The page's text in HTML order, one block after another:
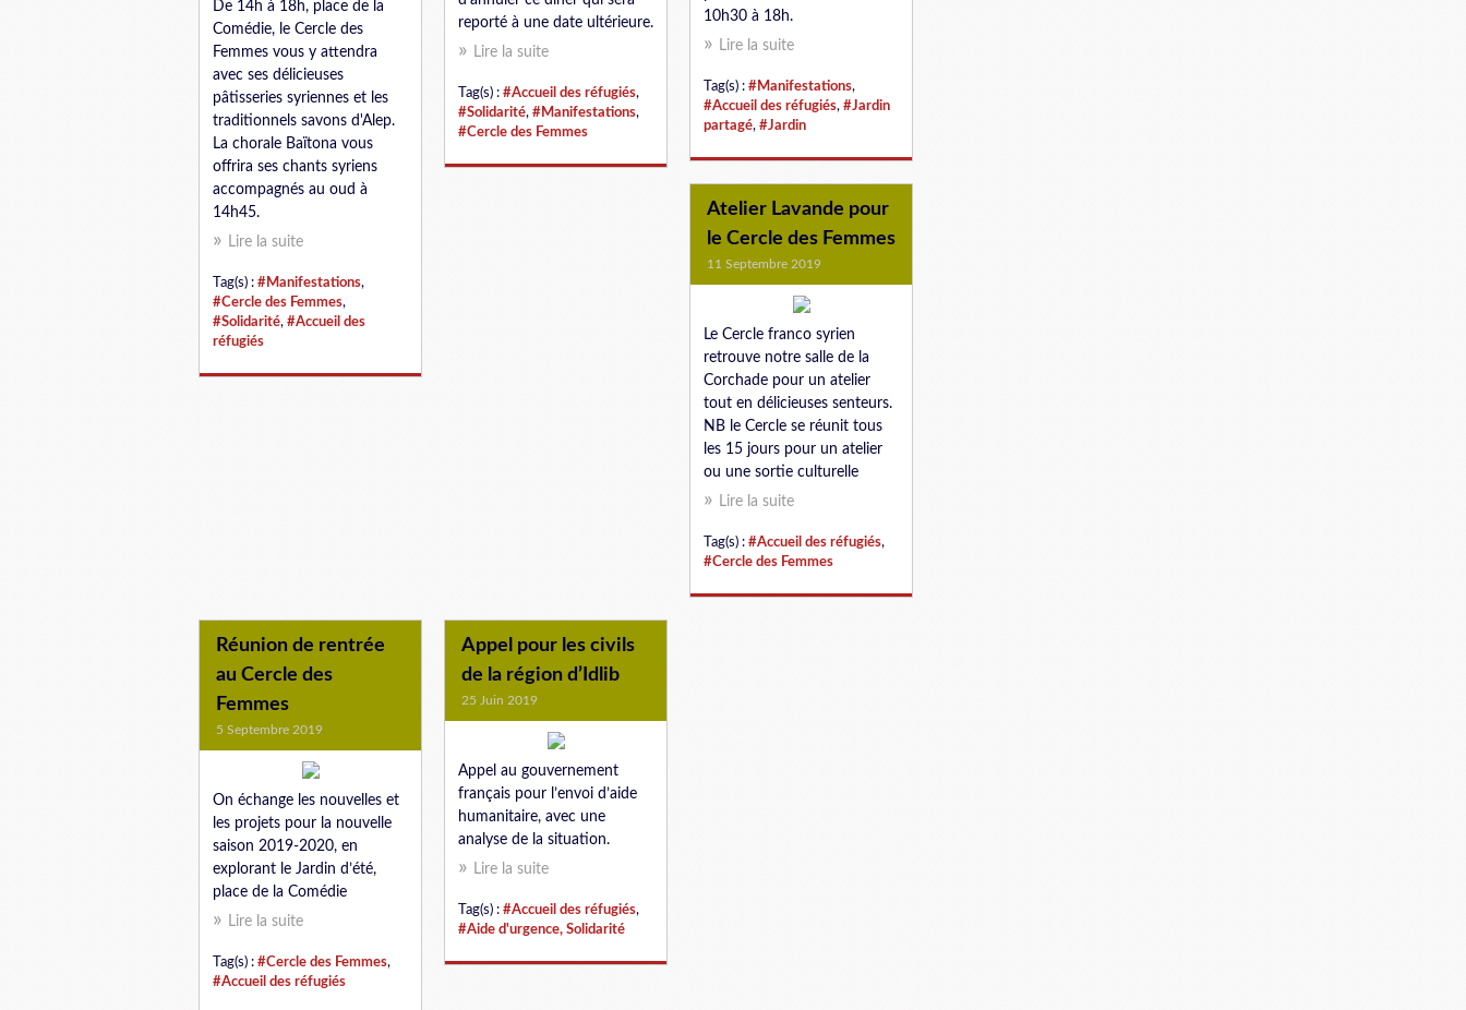
De 14h à 18h, place de la
Comédie, le Cercle des
Femmes vous y attendra
avec ses délicieuses
pâtisseries syriennes et les
traditionnels savons d'Alep.
La chorale Baïtona vous
offrira ses chants syriens
accompagnés au oud à
14h45.
Lire la suite
Tag(s) : #Manifestations,
#Cercle des Femmes,
#Solidarité, #Accueil des
réfugiés
reporté à une date ultérieure.
Lire la suite
Tag(s) : #Accueil des réfugiés,
#Solidarité, #Manifestations,
#Cercle des Femmes
10h30 à 18h.
Lire la suite
Tag(s) : #Manifestations,
#Accueil des réfugiés, #Jardin
partagé, #Jardin
Atelier Lavande pour
le Cercle des Femmes
11 Septembre 2019
Le Cercle franco syrien
retrouve notre salle de la
Corchade pour un atelier
tout en délicieuses senteurs.
NB le Cercle se réunit tous
les 15 jours pour un atelier
ou une sortie culturelle
Lire la suite
Tag(s) : #Accueil des réfugiés,
#Cercle des Femmes
Réunion de rentrée
au Cercle des
Femmes
5 Septembre 2019
On échange les nouvelles et
les projets pour la nouvelle
saison 2019-2020, en
explorant le Jardin d’été,
place de la Comédie
Lire la suite
Tag(s) : #Cercle des Femmes,
#Accueil des réfugiés
Appel pour les civils
de la région d’Idlib
25 Juin 2019
Appel au gouvernement
français pour l’envoi d’aide
humanitaire, avec une
analyse de la situation.
Lire la suite
Tag(s) : #Accueil des réfugiés,
#Aide d'urgence, Solidarité